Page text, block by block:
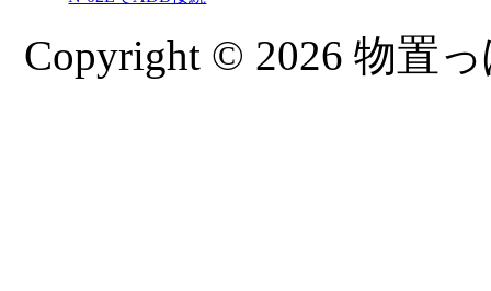
Copyright © 2026 物置